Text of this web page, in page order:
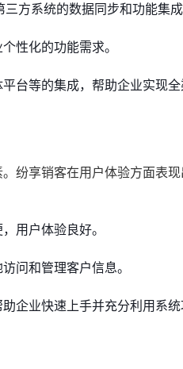
方系统的数据同步和功能集成
性化的功能需求。
台等的集成，帮助企业实现全
纷享销客在用户体验方面表
用户体验良好。
问和管理客户信息。
企业快速上手并充分利用系统